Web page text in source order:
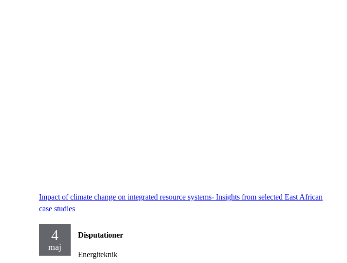
Impact of climate change on integrated resource systems- Insights from selected East African
case studies
4
maj
Disputationer
Energiteknik